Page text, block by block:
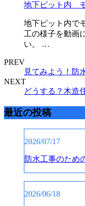
地下ピット内
地下ピット内で
工の様子を動画
い。 …
PREV
見てみよう！防
NEXT
どうする？木造
最近の投稿
2026/07/17
防水工事のため
2026/06/18